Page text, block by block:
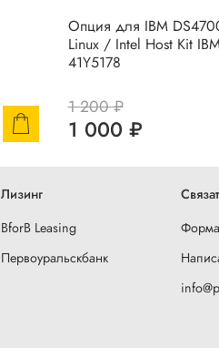
Опция для IBM
Linux / Intel Host Kit
41Y5178
1 200 ₽
1 000 ₽
Лизинг
BforB Leasing
Первоуральскбанк